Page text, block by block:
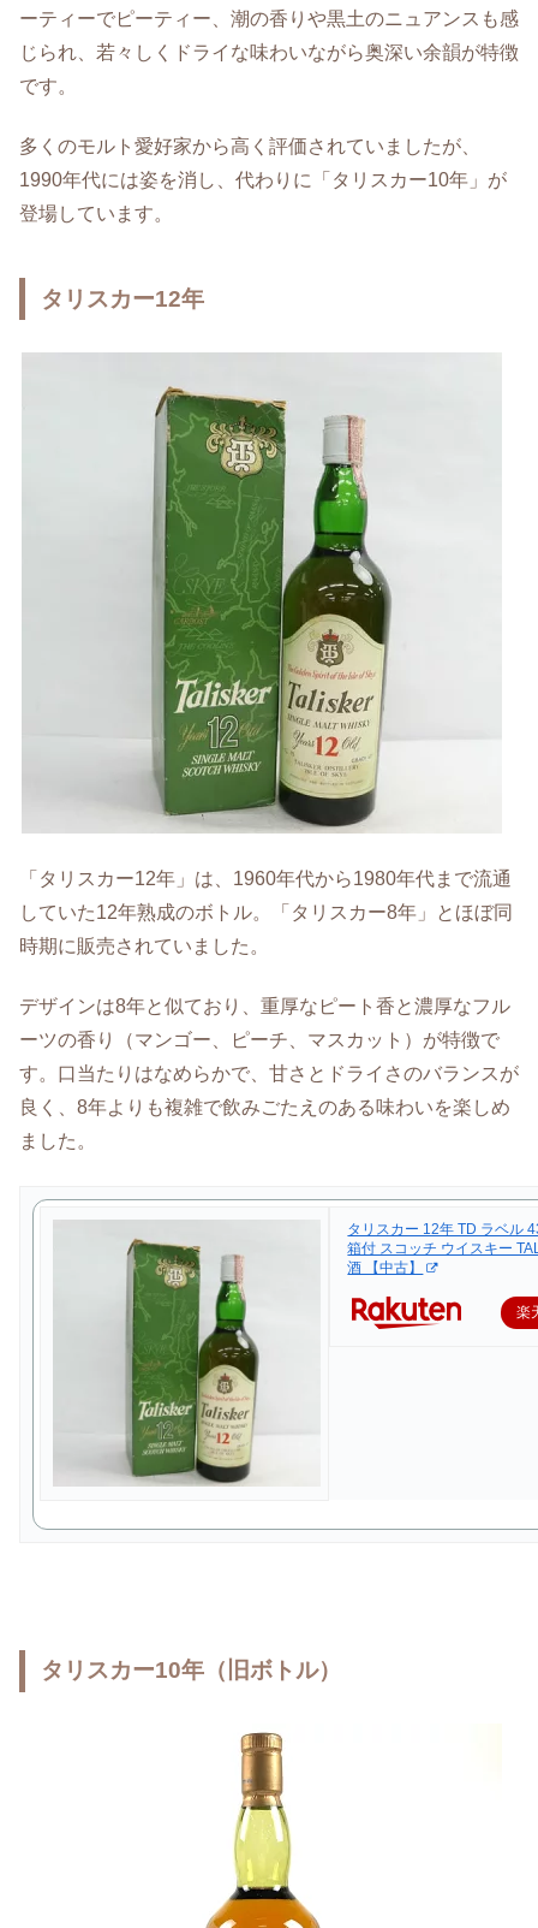
ーティーでピーティー、潮の香りや黒土のニュアンスも感
じられ、若々しくドライな味わいながら奥深い余韻が特徴
です。
多くのモルト愛好家から高く評価されていましたが、
1990年代には姿を消し、代わりに「タリスカー10年」が
登場しています。
タリスカー12年
「タリスカー12年」は、1960年代から1980年代まで流通
していた12年熟成のボトル。「タリスカー8年」とほぼ同
時期に販売されていました。
デザインは8年と似ており、重厚なピート香と濃厚なフル
ーツの香り（マンゴー、ピーチ、マスカット）が特徴で
す。口当たりはなめらかで、甘さとドライさのバランスが
良く、8年よりも複雑で飲みごたえのある味わいを楽しめ
ました。
タリスカー 12年 TD ラベル
箱付 スコッチ ウイスキー
酒 【中古】
楽
タリスカー10年（旧ボトル）